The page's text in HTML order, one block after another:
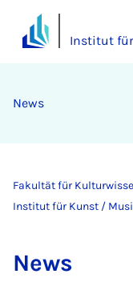
Institut
News
Fakultät für
Institut für Kunst /
News